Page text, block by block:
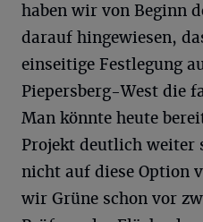
haben wir von Beginn
darauf hingewiesen,
einseitige Festlegung
Piepersberg-West die
Man könnte heute
Projekt deutlich weiter
nicht auf diese Option
wir Grüne schon vor